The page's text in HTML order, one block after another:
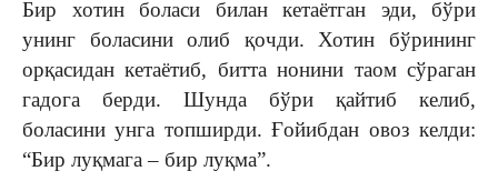
Бир хотин боласи билан кетаётган эди, бўри
унинг боласини олиб қочди. Хотин бўрининг
орқасидан кетаётиб, битта нонини таом сўраган
гадога берди. Шунда бўри қайтиб келиб,
боласини унга топширди. Ғойибдан овоз келди:
“Бир луқмага – бир луқма”.